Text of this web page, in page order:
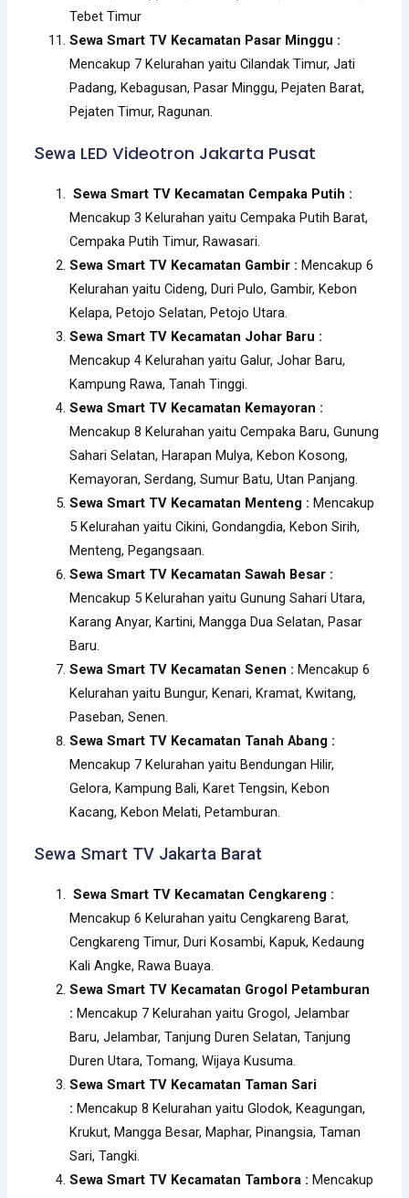
Tebet Timur
Sewa Smart TV Kecamatan Pasar Minggu :
Mencakup 7 Kelurahan yaitu Cilandak Timur, Jati
Padang, Kebagusan, Pasar Minggu, Pejaten Barat,
Pejaten Timur, Ragunan.
Sewa LED Videotron Jakarta Pusat
Sewa Smart TV Kecamatan Cempaka Putih :
Mencakup 3 Kelurahan yaitu Cempaka Putih Barat,
Cempaka Putih Timur, Rawasari.
Sewa Smart TV Kecamatan Gambir : Mencakup 6
Kelurahan yaitu Cideng, Duri Pulo, Gambir, Kebon
Kelapa, Petojo Selatan, Petojo Utara.
Sewa Smart TV Kecamatan Johar Baru :
Mencakup 4 Kelurahan yaitu Galur, Johar Baru,
Kampung Rawa, Tanah Tinggi.
Sewa Smart TV Kecamatan Kemayoran :
Mencakup 8 Kelurahan yaitu Cempaka Baru, Gunung
Sahari Selatan, Harapan Mulya, Kebon Kosong,
Kemayoran, Serdang, Sumur Batu, Utan Panjang.
Sewa Smart TV Kecamatan Menteng : Mencakup
5 Kelurahan yaitu Cikini, Gondangdia, Kebon Sirih,
Menteng, Pegangsaan.
Sewa Smart TV Kecamatan Sawah Besar :
Mencakup 5 Kelurahan yaitu Gunung Sahari Utara,
Karang Anyar, Kartini, Mangga Dua Selatan, Pasar
Baru.
Sewa Smart TV Kecamatan Senen : Mencakup 6
Kelurahan yaitu Bungur, Kenari, Kramat, Kwitang,
Paseban, Senen.
Sewa Smart TV Kecamatan Tanah Abang :
Mencakup 7 Kelurahan yaitu Bendungan Hilir,
Gelora, Kampung Bali, Karet Tengsin, Kebon
Kacang, Kebon Melati, Petamburan.
Sewa Smart TV Jakarta Barat
Sewa Smart TV Kecamatan Cengkareng :
Mencakup 6 Kelurahan yaitu Cengkareng Barat,
Cengkareng Timur, Duri Kosambi, Kapuk, Kedaung
Kali Angke, Rawa Buaya.
Sewa Smart TV Kecamatan Grogol Petamburan
: Mencakup 7 Kelurahan yaitu Grogol, Jelambar
Baru, Jelambar, Tanjung Duren Selatan, Tanjung
Duren Utara, Tomang, Wijaya Kusuma.
Sewa Smart TV Kecamatan Taman Sari
: Mencakup 8 Kelurahan yaitu Glodok, Keagungan,
Krukut, Mangga Besar, Maphar, Pinangsia, Taman
Sari, Tangki.
Sewa Smart TV Kecamatan Tambora : Mencakup